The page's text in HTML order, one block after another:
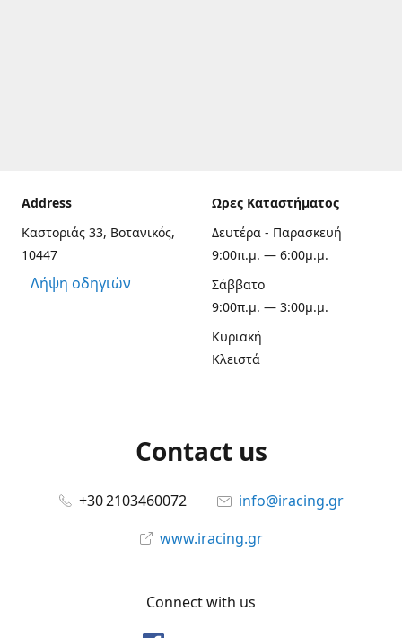
Address
Καστοριάς 33, Βοτανικός,
10447
Λήψη οδηγιών
Ωρες Καταστήματος
Δευτέρα - Παρασκευή
9:00π.μ. — 6:00μ.μ.
Σάββατο
9:00π.μ. — 3:00μ.μ.
Κυριακή
Κλειστά
Contact us
+30 2103460072
info@iracing.gr
www.iracing.gr
Connect with us